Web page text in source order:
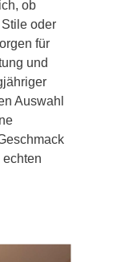
ob
oder
für
und
Auswahl
echten